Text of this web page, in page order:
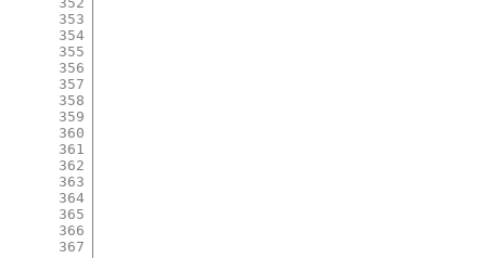
353
354
355
356
357
358
359
360
361
362
363
364
365
366
367